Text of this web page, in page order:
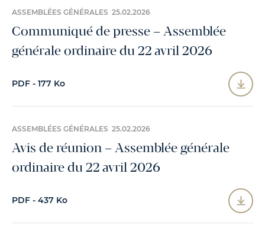
ASSEMBLÉES GÉNÉRALES 25.02.2026
Communiqué de presse – Assemblée
générale ordinaire du 22 avril 2026
PDF - 177 Ko
ASSEMBLÉES GÉNÉRALES 25.02.2026
Avis de réunion – Assemblée générale
ordinaire du 22 avril 2026
PDF - 437 Ko